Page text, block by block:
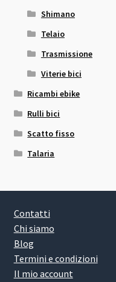
Shimano
Telaio
Trasmissione
Viterie bici
Ricambi ebike
Rulli bici
Scatto fisso
Talaria
Contatti
Chi siamo
Blog
Termini e condizioni
Il mio account